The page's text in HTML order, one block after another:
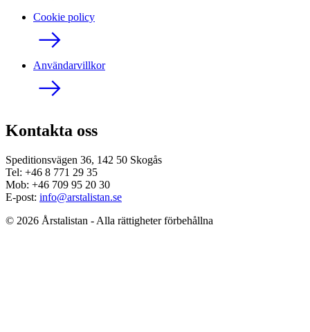
Cookie policy
Användarvillkor
Kontakta oss
Speditionsvägen 36, 142 50 Skogås
Tel: +46 8 771 29 35
Mob: +46 709 95 20 30
E-post: info@arstalistan.se
© 2026 Årstalistan - Alla rättigheter förbehållna